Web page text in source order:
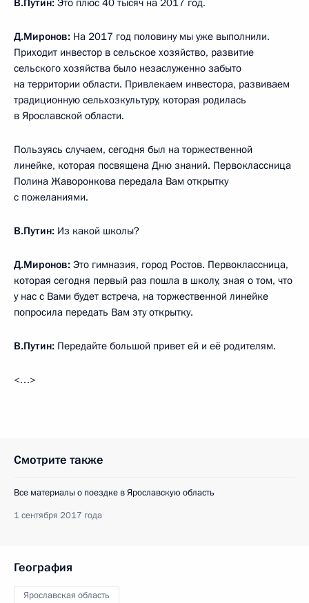
В.Путин: Это плюс 40 тысяч на 2017 год.
Д.Миронов: На 2017 год половину мы уже выполнили.
Приходит инвестор в сельское хозяйство, развитие
сельского хозяйства было незаслуженно забыто
на территории области. Привлекаем инвестора, развиваем
традиционную сельхозкультуру, которая родилась
в Ярославской области.
Пользуясь случаем, сегодня был на торжественной
линейке, которая посвящена Дню знаний. Первоклассница
Полина Жаворонкова передала Вам открытку
с пожеланиями.
В.Путин: Из какой школы?
Д.Миронов: Это гимназия, город Ростов. Первоклассница,
которая сегодня первый раз пошла в школу, зная о том, что
у нас с Вами будет встреча, на торжественной линейке
попросила передать Вам эту открытку.
В.Путин: Передайте большой привет ей и её родителям.
<…>
Смотрите также
Все материалы о поездке в Ярославскую область
1 сентября 2017 года
География
Ярославская область